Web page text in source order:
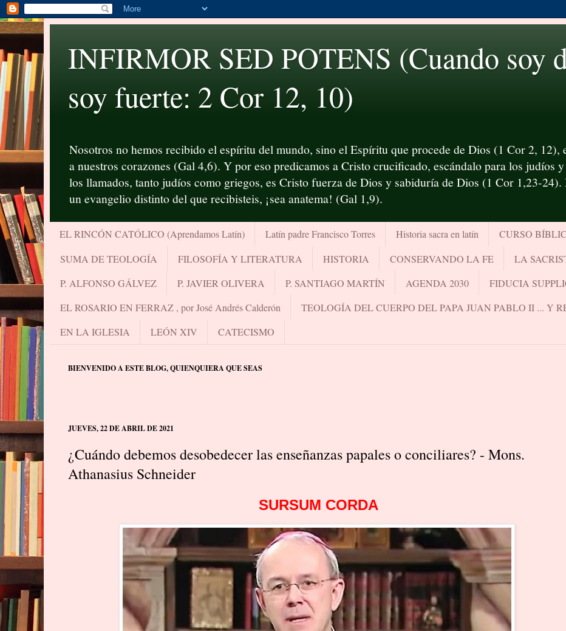
INFIRMOR SED POTENS (Cuando soy
soy fuerte: 2 Cor 12, 10)
Nosotros no hemos recibido el espíritu del mundo, sino el Espíritu que procede de Dios (1 Cor 2,
a nuestros corazones (Gal 4,6). Y por eso predicamos a Cristo crucificado, escándalo para los judíos
los llamados, tanto judíos como griegos, es Cristo fuerza de Dios y sabiduría de Dios (1 Cor 1,23-
un evangelio distinto del que recibisteis, ¡sea anatema! (Gal 1,9).
EL RINCÓN CATÓLICO (Aprendamos Latín) Latín padre Francisco Torres Historia sacra en latín CURSO
SUMA DE TEOLOGÍA
FILOSOFÍA Y LITERATURA HISTORIA CONSERVANDO LA FE
LA
P. ALFONSO GÁLVEZ
P. JAVIER OLIVERA P. SANTIAGO MARTÍN AGENDA 2030 FIDUCIA
EL ROSARIO EN FERRAZ , por José Andrés Calderón
TEOLOGÍA DEL CUERPO DEL PAPA JUAN PABLO II ... Y
EN LA IGLESIA
LEÓN XIV CATECISMO
BIENVENIDO A ESTE BLOG, QUIENQUIERA QUE SEAS
JUEVES, 22 DE ABRIL DE 2021
¿Cuándo debemos desobedecer las enseñanzas papales o conciliares? - Mons.
Athanasius Schneider
SURSUM CORDA